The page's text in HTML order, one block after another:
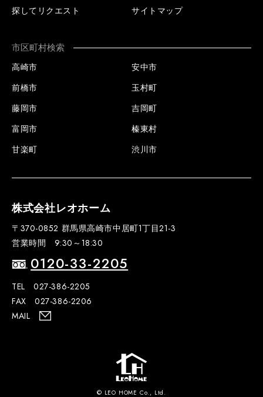
探してリクエスト
サイトマップ
市区町村検索
高崎市
前橋市
藤岡市
富岡市
甘楽町
安中市
玉村町
吉岡町
榛東村
渋川市
株式会社レオホーム
〒370-0852 群馬県高崎市中居町1丁目21-3
営業時間 9:30～18:30
0120-33-2205
TEL 027-386-2205
FAX 027-386-2206
MAIL
© LEO HOME Co., Ltd.